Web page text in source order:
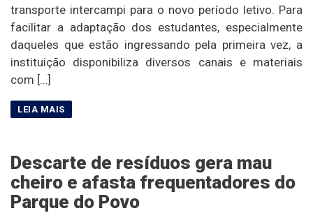
transporte intercampi para o novo período letivo. Para
facilitar a adaptação dos estudantes, especialmente
daqueles que estão ingressando pela primeira vez, a
instituição disponibiliza diversos canais e materiais
com […]
Descarte de resíduos gera mau
cheiro e afasta frequentadores do
Parque do Povo